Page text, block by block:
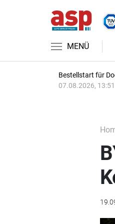
MENÜ
Bestellstart für
07.08.2026,